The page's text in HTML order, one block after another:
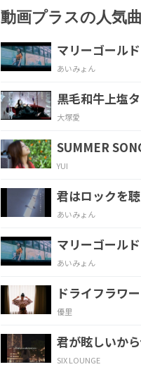
君によく似た
Oh darling
E
君に似
彼女 はまるでタイガー
無数の 欲より大事な
夢を見つけて は掴んで
動画プラスの人気曲
マリーゴールド
あいみょん
黒毛和牛上塩
大塚愛
SUMMER
YUI
君はロックを
あいみょん
マリーゴールド
あいみょん
ドライフラワー
優里
君が眩しいか
SIX LOUNGE